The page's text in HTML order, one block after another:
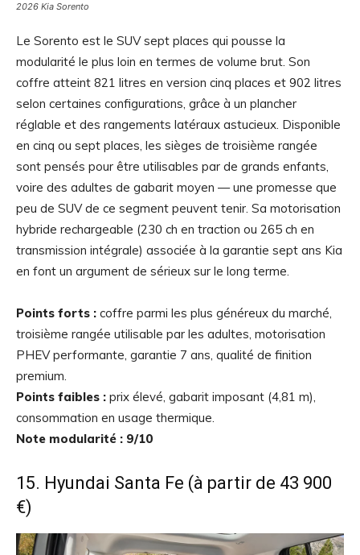
2026 Kia Sorento
Le Sorento est le SUV sept places qui pousse la
modularité le plus loin en termes de volume brut. Son
coffre atteint 821 litres en version cinq places et 902 litres
selon certaines configurations, grâce à un plancher
réglable et des rangements latéraux astucieux. Disponible
en cinq ou sept places, les sièges de troisième rangée
sont pensés pour être utilisables par de grands enfants,
voire des adultes de gabarit moyen — une promesse que
peu de SUV de ce segment peuvent tenir. Sa motorisation
hybride rechargeable (230 ch en traction ou 265 ch en
transmission intégrale) associée à la garantie sept ans Kia
en font un argument de sérieux sur le long terme.
Points forts : coffre parmi les plus généreux du marché,
troisième rangée utilisable par les adultes, motorisation
PHEV performante, garantie 7 ans, qualité de finition
premium.
Points faibles : prix élevé, gabarit imposant (4,81 m),
consommation en usage thermique.
Note modularité : 9/10
15. Hyundai Santa Fe (à partir de 43 900
€)